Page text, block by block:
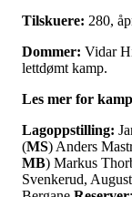
Tilskuere: 280,
Dommer: Vidar
lettdømt kamp.
Les mer for
Lagoppstilling:
(MS) Anders
MB) Markus
Svenkerud,